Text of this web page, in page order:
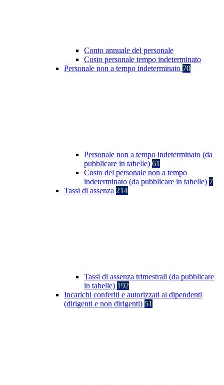
Conto annuale del personale
Costo personale tempo indeterminato
Personale non a tempo indeterminato 70
Personale non a tempo indeterminato (da
pubblicare in tabelle) 61
Costo del personale non a tempo
indeterminato (da pubblicare in tabelle) 7
Tassi di assenza 214
Tassi di assenza trimestrali (da pubblicare
in tabelle) 192
Incarichi conferiti e autorizzati ai dipendenti
(dirigenti e non dirigenti) 51